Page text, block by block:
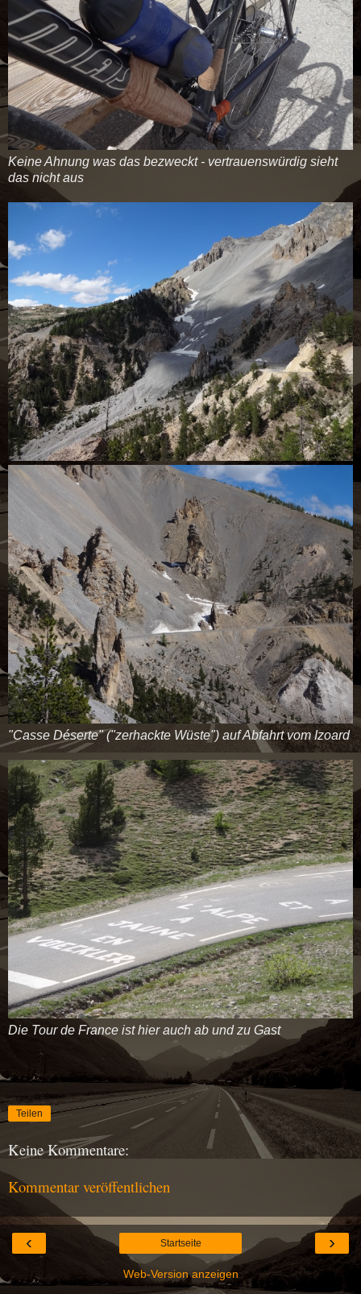
Keine Ahnung was das bezweckt - vertrauenswürdig sieht
das nicht aus
"Casse Déserte" ("zerhackte Wüste") auf Abfahrt vom Izoard
Die Tour de France ist hier auch ab und zu Gast
Teilen
Keine Kommentare:
Kommentar veröffentlichen
‹ ›
Startseite
Web-Version anzeigen